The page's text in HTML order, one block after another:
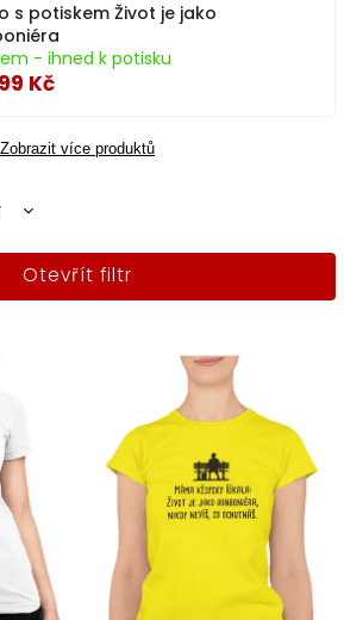
s potiskem Život je jako
- ihned k potisku
Kč
Zobrazit více produktů
Otevřít filtr